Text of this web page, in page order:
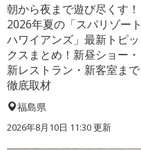
朝から夜まで遊び尽くす！
2026年夏の「スパリゾート
ハワイアンズ」最新トピッ
クスまとめ！新昼ショー・
新レストラン・新客室まで
徹底取材
福島県
2026年8月10日 11:30更新